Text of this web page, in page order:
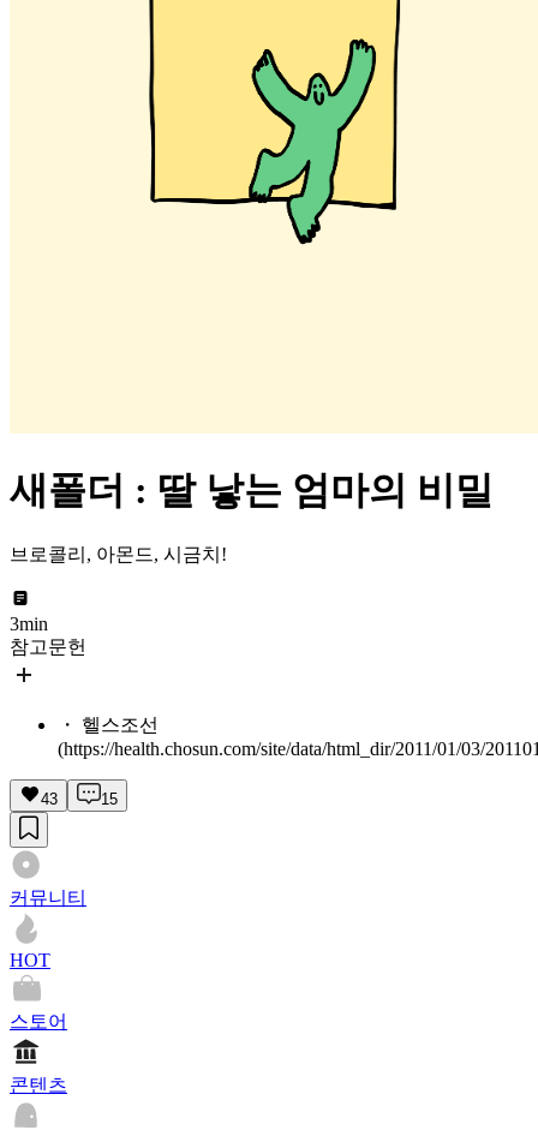
새폴더 : 딸 낳는 엄마의 비밀
브로콜리, 아몬드, 시금치!
3min
참고문헌
・ 헬스조선
(https://health.chosun.com/site/data/html_dir/2011/01/03/
43 15
커뮤니티
HOT
스토어
콘텐츠